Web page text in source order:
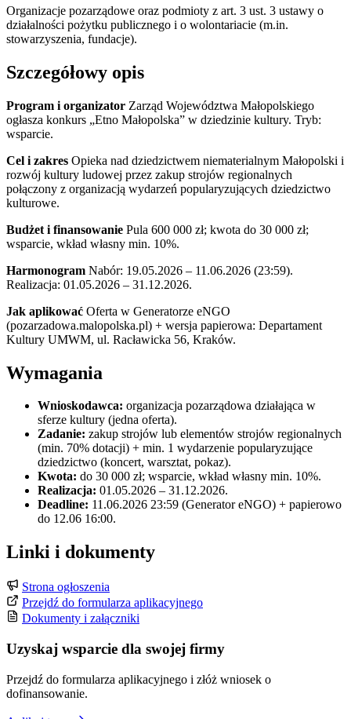
Organizacje pozarządowe oraz podmioty z art. 3 ust. 3 ustawy o
działalności pożytku publicznego i o wolontariacie (m.in.
stowarzyszenia, fundacje).
Szczegółowy opis
Program i organizator Zarząd Województwa Małopolskiego
ogłasza konkurs „Etno Małopolska” w dziedzinie kultury. Tryb:
wsparcie.
Cel i zakres Opieka nad dziedzictwem niematerialnym Małopolski i
rozwój kultury ludowej przez zakup strojów regionalnych
połączony z organizacją wydarzeń popularyzujących dziedzictwo
kulturowe.
Budżet i finansowanie Pula 600 000 zł; kwota do 30 000 zł;
wsparcie, wkład własny min. 10%.
Harmonogram Nabór: 19.05.2026 – 11.06.2026 (23:59).
Realizacja: 01.05.2026 – 31.12.2026.
Jak aplikować Oferta w Generatorze eNGO
(pozarzadowa.malopolska.pl) + wersja papierowa: Departament
Kultury UMWM, ul. Racławicka 56, Kraków.
Wymagania
Wnioskodawca: organizacja pozarządowa działająca w
sferze kultury (jedna oferta).
Zadanie: zakup strojów lub elementów strojów regionalnych
(min. 70% dotacji) + min. 1 wydarzenie popularyzujące
dziedzictwo (koncert, warsztat, pokaz).
Kwota: do 30 000 zł; wsparcie, wkład własny min. 10%.
Realizacja: 01.05.2026 – 31.12.2026.
Deadline: 11.06.2026 23:59 (Generator eNGO) + papierowo
do 12.06 16:00.
Linki i dokumenty
Strona ogłoszenia
Przejdź do formularza aplikacyjnego
Dokumenty i załączniki
Uzyskaj wsparcie dla swojej firmy
Przejdź do formularza aplikacyjnego i złóż wniosek o
dofinansowanie.